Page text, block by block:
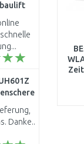
richtig
is..
LXT
Akku
Danke..